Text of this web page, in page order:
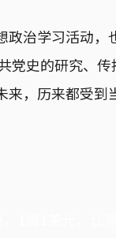
治学习活动
党史的研究、
来，历来都受